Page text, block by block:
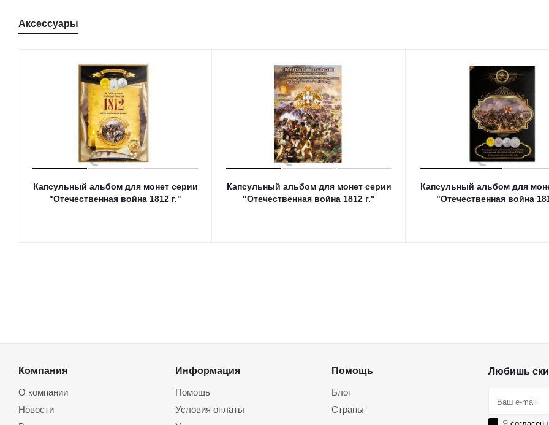
Аксессуары
Капсульный альбом для монет серии
"Отечественная война 1812 г."
Капсульный альбом для монет серии
"Отечественная война 1812 г."
Капсульный альбом для
"Отечественная война
Компания
О компании
Новости
Информация
Помощь
Условия оплаты
Помощь
Блог
Страны
Любишь